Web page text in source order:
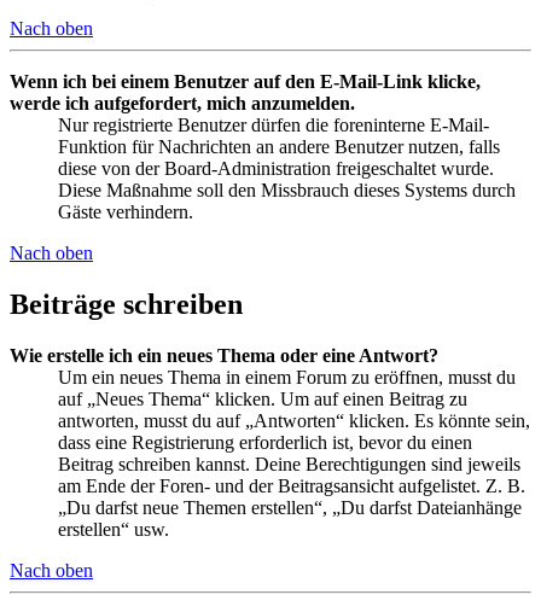
Nach oben
Wenn ich bei einem Benutzer auf den E-Mail-Link klicke,
werde ich aufgefordert, mich anzumelden.
Nur registrierte Benutzer dürfen die foreninterne E-Mail-
Funktion für Nachrichten an andere Benutzer nutzen, falls
diese von der Board-Administration freigeschaltet wurde.
Diese Maßnahme soll den Missbrauch dieses Systems durch
Gäste verhindern.
Nach oben
Beiträge schreiben
Wie erstelle ich ein neues Thema oder eine Antwort?
Um ein neues Thema in einem Forum zu eröffnen, musst du
auf „Neues Thema“ klicken. Um auf einen Beitrag zu
antworten, musst du auf „Antworten“ klicken. Es könnte sein,
dass eine Registrierung erforderlich ist, bevor du einen
Beitrag schreiben kannst. Deine Berechtigungen sind jeweils
am Ende der Foren- und der Beitragsansicht aufgelistet. Z. B.
„Du darfst neue Themen erstellen“, „Du darfst Dateianhänge
erstellen“ usw.
Nach oben